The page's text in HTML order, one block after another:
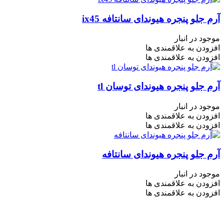
آرم جلو پنجره هیوندای سانتافه ix45
موجود در انبار
افزودن به علاقمندی ها
افزودن به علاقمندی ها
آرم جلو پنجره هیوندای توسان tl
موجود در انبار
افزودن به علاقمندی ها
افزودن به علاقمندی ها
آرم جلو پنجره هیوندای سانتافه
موجود در انبار
افزودن به علاقمندی ها
افزودن به علاقمندی ها